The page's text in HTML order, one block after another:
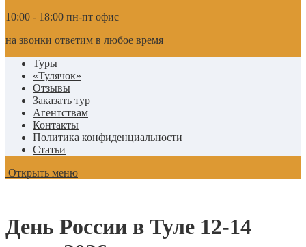
10:00 - 18:00 пн-пт офис
на звонки ответим в любое время
Туры
«Тулячок»
Отзывы
Заказать тур
Агентствам
Контакты
Политика конфиденциальности
Статьи
Открыть меню
День России в Туле 12-14